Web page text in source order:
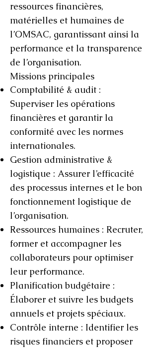
ressources financières,
matérielles et humaines de
l’OMSAC, garantissant ainsi la
performance et la transparence
de l’organisation.
Missions principales
Comptabilité & audit :
Superviser les opérations
financières et garantir la
conformité avec les normes
internationales.
Gestion administrative &
logistique : Assurer l’efficacité
des processus internes et le bon
fonctionnement logistique de
l’organisation.
Ressources humaines : Recruter,
former et accompagner les
collaborateurs pour optimiser
leur performance.
Planification budgétaire :
Élaborer et suivre les budgets
annuels et projets spéciaux.
Contrôle interne : Identifier les
risques financiers et proposer